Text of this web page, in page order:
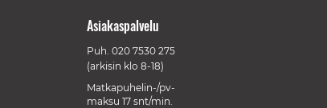
Asiakaspalvelu
Puh. 020 7530 275
(arkisin klo 8-18)
Matkapuhelin-/pv-
maksu 17 snt/min.